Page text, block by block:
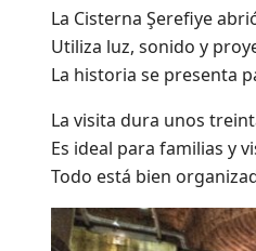
La Cisterna Şerefiye
Utiliza luz, sonido y
La historia se presenta
La visita dura unos
Es ideal para familias y
Todo está bien